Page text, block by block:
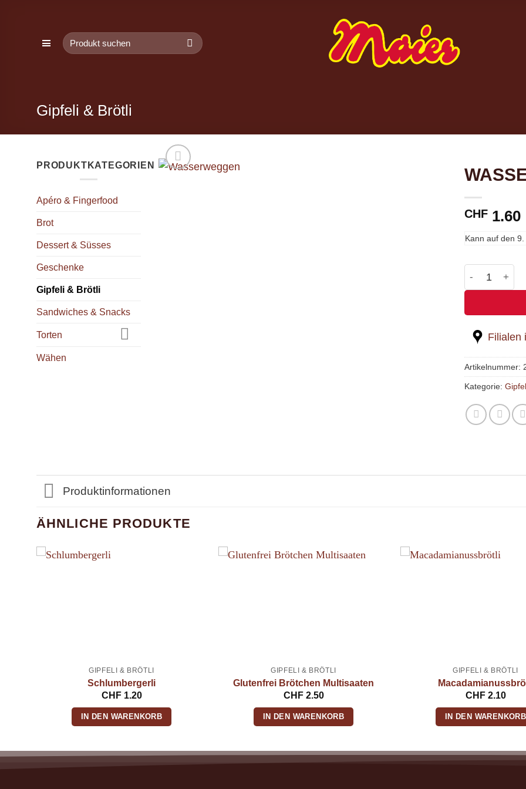
Suchen
nach:
Gipfeli & Brötli
PRODUKTKATEGORIEN
Apéro & Fingerfood
Brot
Dessert & Süsses
Geschenke
Gipfeli & Brötli
Sandwiches & Snacks
Torten
Wähen
CHF 1.60
Kann auf den9.
Filialen
Artikelnummer:
Kategorie:
Produktinformationen
ÄHNLICHE PRODUKTE
GIPFELI & BRÖTLI
Schlumbergerli
CHF1.20
IN DEN WARENKORB
GIPFELI & BRÖTLI
Glutenfrei Brötchen Multisaaten
CHF2.50
IN DEN WARENKORB
GIPFELI & BRÖTLI
CHF2.10
IN DEN WARENKORB